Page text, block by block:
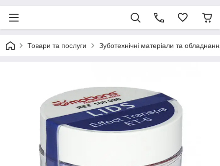
Товари та послуги Зуботехнічні матеріали та